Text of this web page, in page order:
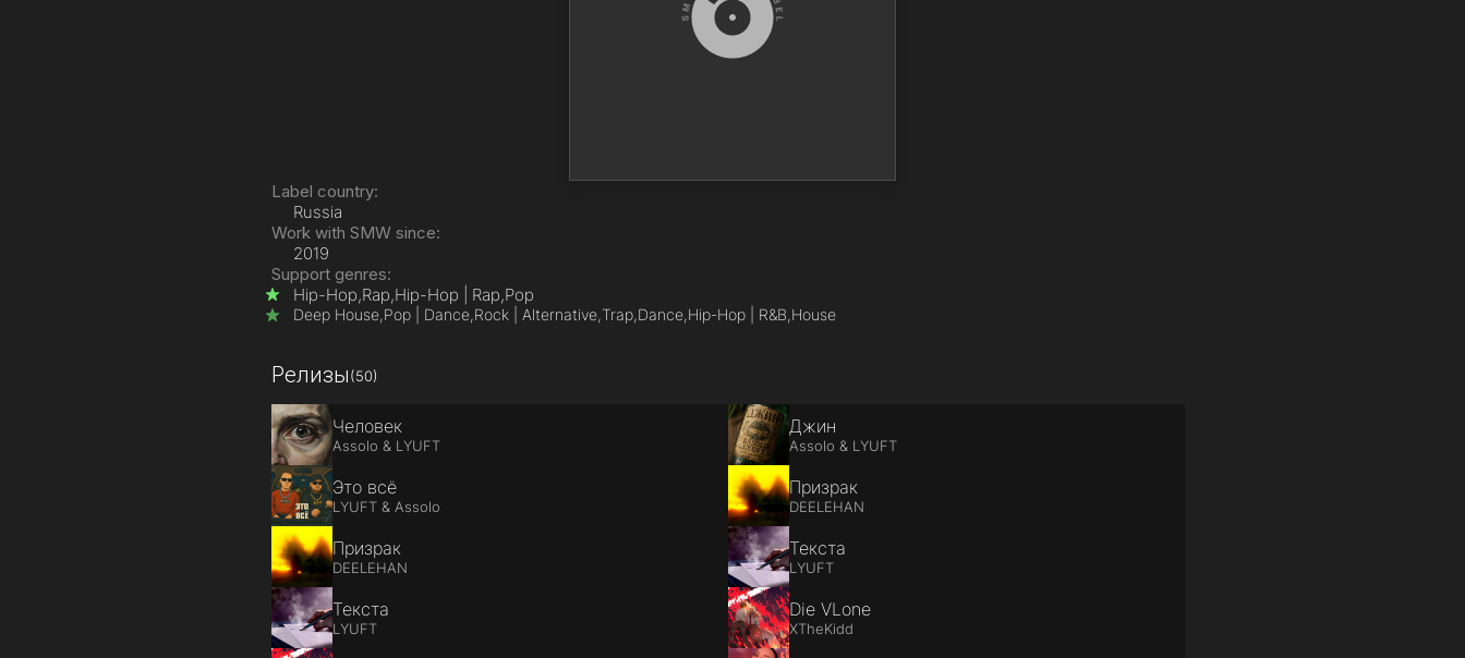
Label country:
Russia
Work with SMW since:
2019
Support genres:
Hip-Hop,Rap,Hip-Hop | Rap,Pop
Deep House,Pop | Dance,Rock | Alternative,Trap,Dance,Hip-Hop | R&B,House
Релизы(50)
Человек
Assolo & LYUFT
Джин
Assolo & LYUFT
Это всё
LYUFT & Assolo
Призрак
DEELEHAN
Призрак
DEELEHAN
Текста
LYUFT
Текста
LYUFT
Die VLone
XTheKidd